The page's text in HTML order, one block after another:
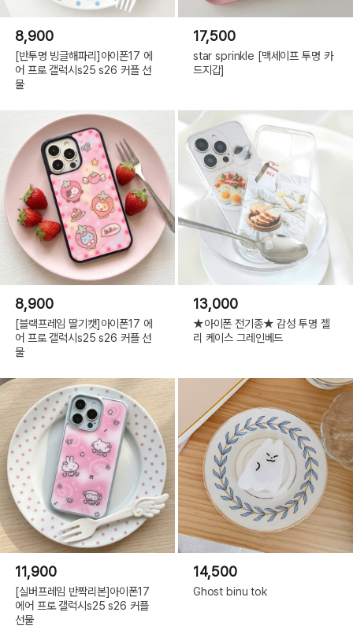
8,900
[반투명 빙글해파리]아이폰17 에
어 프로 갤럭시s25 s26 커플 선
물
17,500
star sprinkle [맥세이프 투명 카
드지갑]
8,900
[블랙프레임 딸기캣]아이폰17 에
어 프로 갤럭시s25 s26 커플 선
물
13,000
★아이폰 전기종★ 감성 투명 젤
리 케이스 그레인베드
11,900
[실버프레임 반짝리본]아이폰17
에어 프로 갤럭시s25 s26 커플
선물
14,500
Ghost binu tok